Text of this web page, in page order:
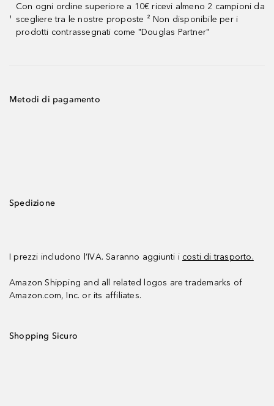
¹
Con ogni ordine superiore a 10€ ricevi almeno 2 campioni da
scegliere tra le nostre proposte ² Non disponibile per i
prodotti contrassegnati come "Douglas Partner"
Metodi di pagamento
Spedizione
I prezzi includono l’IVA. Saranno aggiunti i costi di trasporto.
Amazon Shipping and all related logos are trademarks of
Amazon.com, Inc. or its affiliates.
Shopping Sicuro